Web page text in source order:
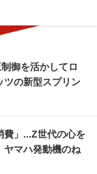
御を活かしてロ
ツの新型スプリン
費」...Z世代の心を
ヤマハ発動機のね